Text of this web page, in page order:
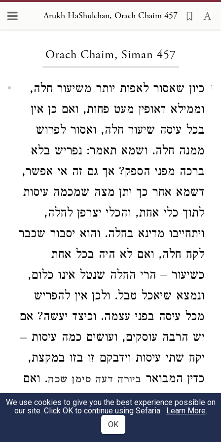
Arukh HaShulchan, Orach Chaim 457
Orach Chaim, Siman 457
1
כיון שאסור לאפות יותר משיעור חלה,
וממילא דאופין מעט פחות, ואם כן אין
בכל עיסה שיעור חלה, ואסור לפרוש
ממנה חלה. ושמא תאמר: נפריש בלא
ברכה מפני הספק? אך גם זה אי אפשר,
דשמא אחר כך יתן מצה שמכמה עיסות
לתוך כלי אחת, והכלי יצרפן לחלה,
ויתחייבו מדינא בחלה. והוא יסבור שכבר
לקח חלה, ואם לא היה בכל אחת
כשיעור – הרי החלה שנטל אינו כלום,
ונמצא שיאכל טבל. ולכן אין להפריש
מכל עיסה בפני עצמה. וכיצד יעשה? אם
יש הרבה עוסקים, ועושים כמה עיסות –
יקח שתי עיסות וידבקם זו בזו במקצת,
כדין המבואר ביורה דעה סימן שכה. ואם
העיסות קשים – יניח קצה האחת על
קצה השנית, ויחתוך משתיהם חלה
We use cookies to give you the best experience possible on
our site. Click OK to continue using Sefaria. Learn More.
OK